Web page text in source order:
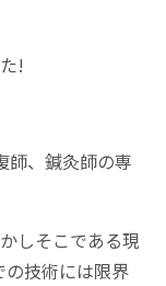
!
師、鍼灸師の専
しそこである現
技術には限界